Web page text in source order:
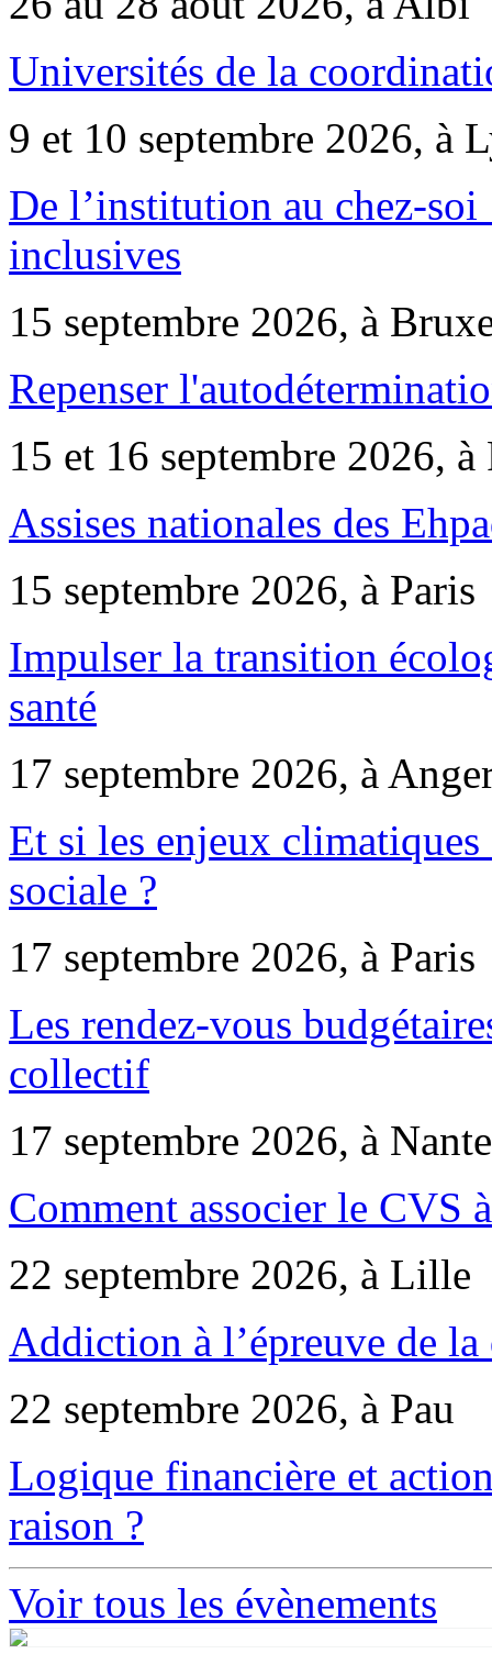
Universités de la
9 et 10 septembre 2026, à
De l’institution au chez-
inclusives
15 septembre 2026, à
Repenser
15 et 16 septembre 2026, à
Assises nationales des
15 septembre 2026, à Paris
Impulser la transition
santé
17 septembre 2026, à
Et si les enjeux
sociale ?
17 septembre 2026, à Paris
Les rendez-vous
collectif
17 septembre 2026, à
Comment associer le CVS
22 septembre 2026, à Lille
Addiction à l’épreuve de
22 septembre 2026, à Pau
Logique financière et
raison ?
Voir tous les évènements